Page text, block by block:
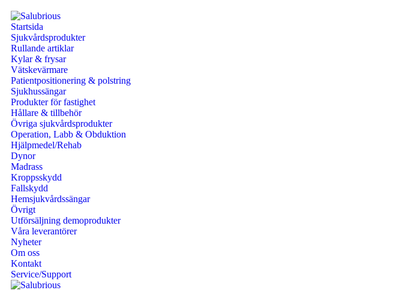
Startsida
Sjukvårdsprodukter
Rullande artiklar
Kylar & frysar
Vätskevärmare
Patientpositionering & polstring
Sjukhussängar
Produkter för fastighet
Hållare & tillbehör
Övriga sjukvårdsprodukter
Operation, Labb & Obduktion
Hjälpmedel/Rehab
Dynor
Madrass
Kroppsskydd
Fallskydd
Hemsjukvårdssängar
Övrigt
Utförsäljning demoprodukter
Våra leverantörer
Nyheter
Om oss
Kontakt
Service/Support